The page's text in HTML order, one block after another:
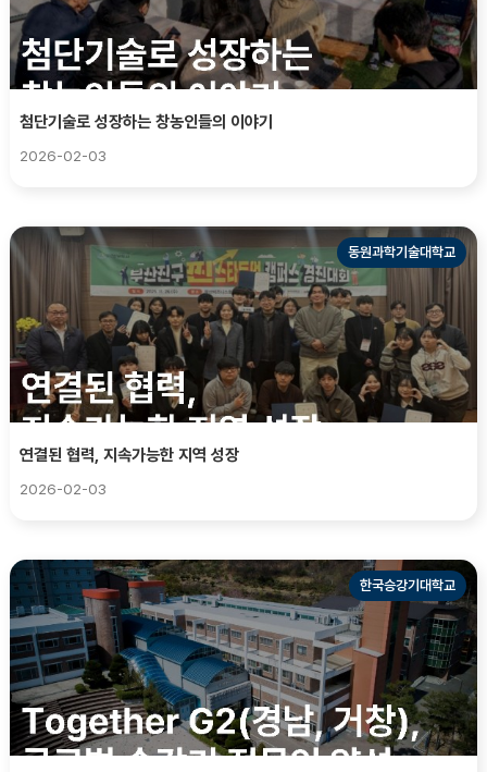
첨단기술로 성장하는 창농인들의 이야기
2026-02-03
동원과학기술대학교
연결된 협력, 지속가능한 지역 성장
2026-02-03
한국승강기대학교